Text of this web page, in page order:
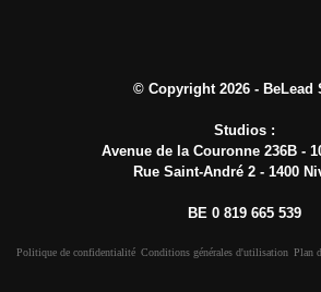
© Copyright 2026 - BeLead
Studios :
Avenue de la Couronne 236B -
Rue Saint-André 2 - 1400
BE 0 819 665 539
Politique de confidentialité Conditions générales d'utilisation Plan